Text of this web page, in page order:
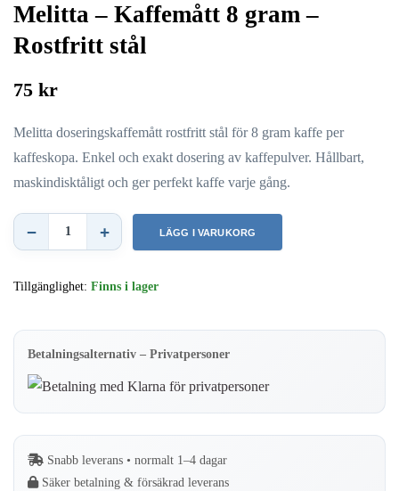
Melitta – Kaffemått 8 gram –
Rostfritt stål
75 kr
Melitta doseringskaffemått rostfritt stål för 8 gram kaffe per
kaffeskopa. Enkel och exakt dosering av kaffepulver. Hållbart,
maskindisktåligt och ger perfekt kaffe varje gång.
Melitta
Kaffemått
Rostfritt
stål
mängd
− + LÄGG I VARUKORG
Tillgänglighet: Finns i lager
Betalningsalternativ – Privatpersoner
Snabb leverans • normalt 1–4 dagar
Säker betalning & försäkrad leverans